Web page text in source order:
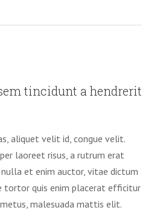
tincidunt a hendrerit
aliquet velit id, congue velit.
laoreet risus, a rutrum erat
et enim auctor, vitae dictum
tortor quis enim placerat efficitur
malesuada mattis elit.